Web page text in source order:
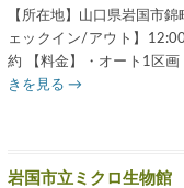
【所在地】山口県岩国市
ェックイン/アウト】
約 【料金】・オート1
きを見る →
岩国市立ミクロ生物館